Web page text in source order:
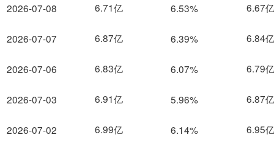
2026-07-08
2026-07-07
2026-07-06
2026-07-03
2026-07-02
6.71亿 6.53% 6.67亿
6.87亿 6.39% 6.84亿
6.83亿 6.07% 6.79亿
6.91亿 5.96% 6.87亿
6.99亿 6.14% 6.95亿